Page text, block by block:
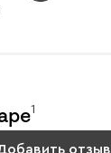
1
отзыв